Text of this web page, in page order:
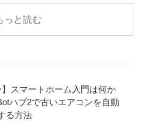
っと読む
】スマートホーム入門は何か
ハブ2で古いエアコンを自動
る方法